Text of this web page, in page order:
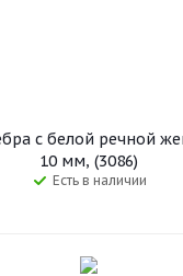
с белой речной
10 мм, (3086)
Есть в наличии